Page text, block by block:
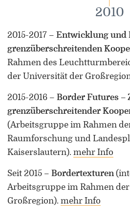
2010
2015-2017 – Entwicklung und
grenzüberschreitenden
Rahmen des
der Universität der
2015-2016 – Border Futures
grenzüberschreitender
(Arbeitsgruppe im Rahmen
Raumforschung und
Kaiserslautern). mehr Info
Seit 2015 – Bordertexturen
Arbeitsgruppe im Rahmen
Großregion). mehr Info